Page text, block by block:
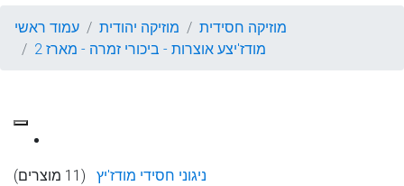
עמוד ראשי מוזיקה יהודית
מוזיקה חסידית
מודז'יצע אוצרות - ביכורי זמרה - מארז 2
ניגוני חסידי מודז'יץ (11 מוצרים)